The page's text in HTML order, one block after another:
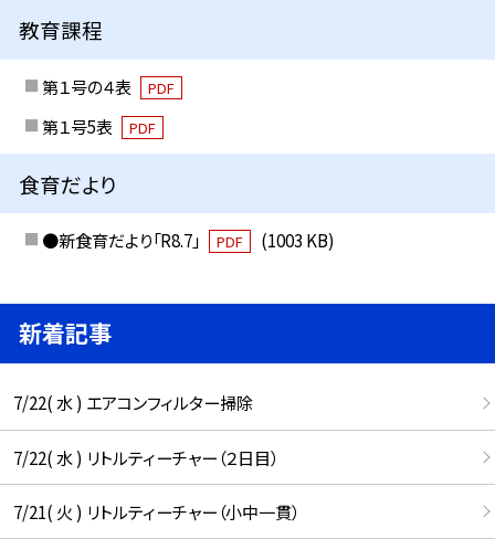
教育課程
第１号の４表 PDF
第１号5表 PDF
食育だより
●新食育だより「R8.7」 PDF (1003 KB)
新着記事
7/22( 水 ) エアコンフィルター掃除
7/22( 水 ) リトルティーチャー（２日目）
7/21( 火 ) リトルティーチャー（小中一貫）